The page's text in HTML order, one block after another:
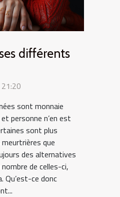
différents
sont monnaie
personne n’en est
sont plus
que
des alternatives
de celles-ci,
Qu’est-ce donc